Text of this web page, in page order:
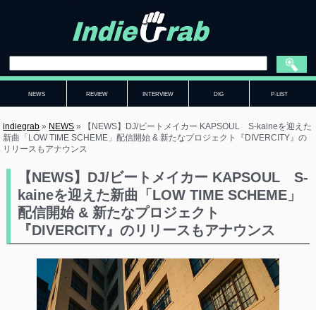
NEWS REVIEW INTERVIEW DIG P-LIST
indiegrab » NEWS »
【NEWS】DJ/ビートメイカー KAPSOUL S-kaineを迎えた
新曲「LOW TIME SCHEME」配信開始 & 新たなプロジェクト『DIVERCITY』の
リリースもアナウンス
【NEWS】DJ/ビートメイカー KAPSOUL S-
kaineを迎えた新曲「LOW TIME SCHEME」
配信開始 & 新たなプロジェクト
『DIVERCITY』のリリースもアナウンス